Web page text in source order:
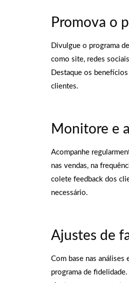
Promova o
Divulgue o programa
como site, redes
Destaque os
clientes.
Monitore e
Acompanhe
nas vendas, na
colete feedback dos
necessário.
Ajustes de
Com base nas análises
programa de